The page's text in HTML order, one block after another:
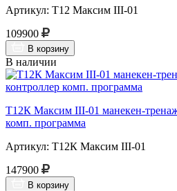
Артикул: Т12 Максим III-01
109900
В корзину
В наличии
Т12К Максим III-01 манекен-
комп. программа
Артикул: Т12К Максим III-01
147900
В корзину